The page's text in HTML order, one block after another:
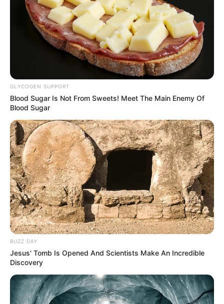
Ви пропустили
ГАРЯЧI ПОДІЇ
У Ясінянській громаді відкрили
черговий простір
психологічної підтримки (фото)
06.08.2026
ГАРЯЧI ПОДІЇ СХЕМИ
Катування, кайданки та
незаконне утримання людей:
працівника Ужгородського ТЦК
судитимуть, дії ще двох його
колег розслідує ДБР (відео)
06.08.2026
GLYCOGEN SUPPORT
Blood Sugar Is Not From Sweets! Meet The Main Enemy Of
Blood Sugar
BUZZ DAY
Jesus' Tomb Is Opened And Scientists Make An Incredible
Discovery